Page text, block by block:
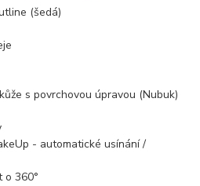
(šedá)
s povrchovou úpravou (Nubuk)
- automatické usínání /
o 360°